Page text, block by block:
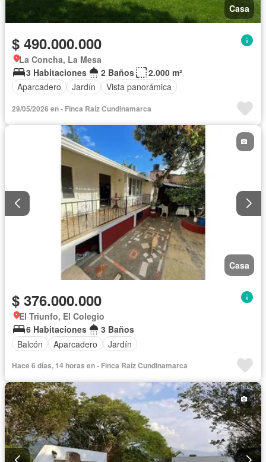
Casa
$ 490.000.000
La Concha, La Mesa
3 Habitaciones
2 Baños
2.000 m²
Aparcadero
Jardín Vista panorámica
29/05/2026 en - Finca Raíz Cundinamarca
Casa
$ 376.000.000
El Triunfo, El Colegio
6 Habitaciones
3 Baños
Balcón
Aparcadero Jardín
Hace 6 días, 14 horas en - Finca Raíz Cundinamarca